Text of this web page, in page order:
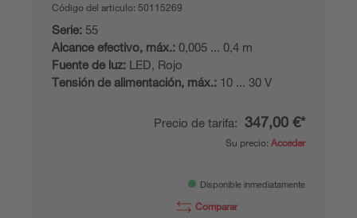
Código del articulo: 50115269
Serie: 55
Alcance efectivo, máx.: 0,005 ... 0,4 m
Fuente de luz: LED, Rojo
Tensión de alimentación, máx.: 10 ... 30 V
Precio de tarifa: 347,00 €*
Su precio: Acceder
Disponible inmediatamente
Comparar